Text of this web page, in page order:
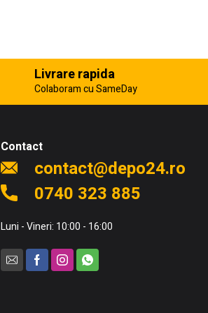
Livrare rapida
Colaboram cu SameDay
Contact
contact@depo24.ro
0740 323 885
Luni - Vineri: 10:00 - 16:00